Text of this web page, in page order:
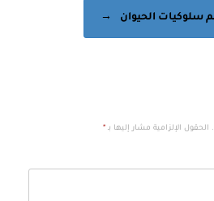
الحيوان →
الحقول الإلزامية مشار إليها بـ *